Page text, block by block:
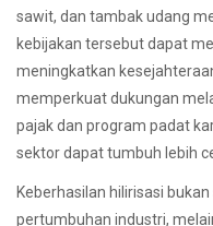
sawit, dan tambak udang
kebijakan tersebut dapat
meningkatkan
memperkuat dukungan
pajak dan program padat
sektor dapat tumbuh lebih
Keberhasilan hilirisasi
pertumbuhan industri,